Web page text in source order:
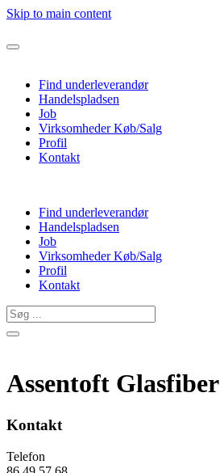
Skip to main content
Find underleverandør
Handelspladsen
Job
Virksomheder Køb/Salg
Profil
Kontakt
Find underleverandør
Handelspladsen
Job
Virksomheder Køb/Salg
Profil
Kontakt
Assentoft Glasfiber
Kontakt
Telefon